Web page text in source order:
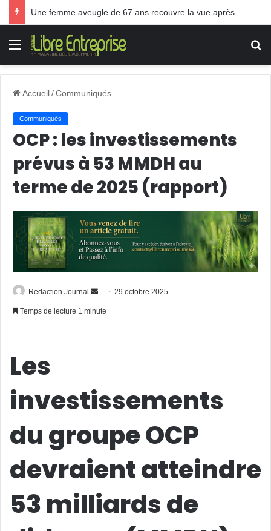
Menu
Accueil/Communiqués
Communiqués
OCP : les investissements
prévus à 53 MMDH au
terme de 2025 (rapport)
Redaction Journal
Envoyer29 octobre 2025
Temps de lecture 1 minute
Les
investissements
du groupe OCP
devraient atteindre
53 milliards de